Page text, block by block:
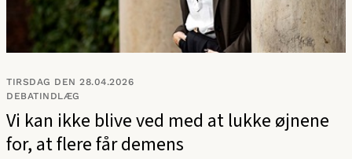
TIRSDAG DEN 28.04.2026
DEBATINDLÆG
Vi kan ikke blive ved med at lukke øjnene
for, at flere får demens